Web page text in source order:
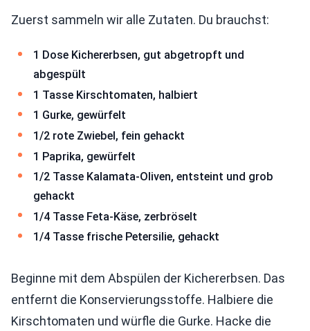
Zuerst sammeln wir alle Zutaten. Du brauchst:
1 Dose Kichererbsen, gut abgetropft und
abgespült
1 Tasse Kirschtomaten, halbiert
1 Gurke, gewürfelt
1/2 rote Zwiebel, fein gehackt
1 Paprika, gewürfelt
1/2 Tasse Kalamata-Oliven, entsteint und grob
gehackt
1/4 Tasse Feta-Käse, zerbröselt
1/4 Tasse frische Petersilie, gehackt
Beginne mit dem Abspülen der Kichererbsen. Das
entfernt die Konservierungsstoffe. Halbiere die
Kirschtomaten und würfle die Gurke. Hacke die